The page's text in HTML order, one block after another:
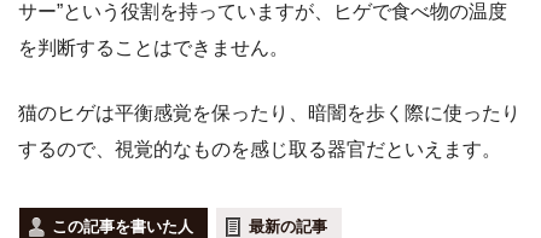
サー”という役割を持っていますが、ヒゲで食べ物の温度
を判断することはできません。
猫のヒゲは平衡感覚を保ったり、暗闇を歩く際に使ったり
するので、視覚的なものを感じ取る器官だといえます。
この記事を書いた人 最新の記事